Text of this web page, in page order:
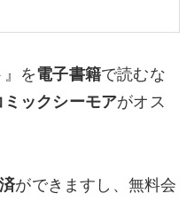
を電子書籍で読むな
ミックシーモアがオス
ができますし、無料会